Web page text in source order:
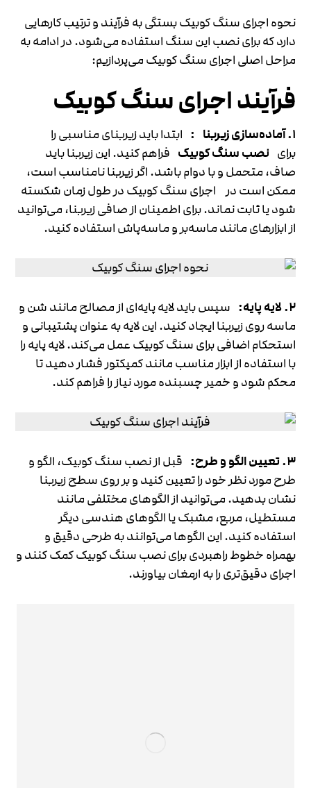
نحوه اجرای سنگ کوبیک بستگی به فرآیند و ترتیب کارهایی
دارد که برای نصب این سنگ استفاده می‌شود. در ادامه به
مراحل اصلی اجرای سنگ کوبیک می‌پردازیم:
فرآیند اجرای سنگ کوبیک
1. آماده‌سازی زیربنا : ابتدا باید زیربنای مناسبی را
براینصب سنگ کوبیک فراهم کنید. این زیربنا باید
صاف، متحمل و با دوام باشد. اگر زیربنا نامناسب است،
ممکن است در اجرای سنگ کوبیک در طول زمان شکسته
شود یا ثابت نماند. برای اطمینان از صافی زیربنا، می‌توانید
از ابزارهای مانند ماسه‌بر و ماسه‌پاش استفاده کنید.
2. لایه پایه:
سپس باید لایه پایه‌ای از مصالح مانند شن و
ماسه روی زیربنا ایجاد کنید. این لایه به عنوان پشتیبانی و
استحکام اضافی برای سنگ کوبیک عمل می‌کند. لایه پایه را
با استفاده از ابزار مناسب مانند کمپکتور فشار دهید تا
محکم شود و خمیر چسبنده مورد نیاز را فراهم کند.
3. تعیین الگو و طرح:
قبل از نصب سنگ کوبیک، الگو و
طرح مورد نظر خود را تعیین کنید و بر روی سطح زیربنا
نشان بدهید. می‌توانید از الگوهای مختلفی مانند
مستطیل، مربع، مشبک یا الگوهای هندسی دیگر
استفاده کنید. این الگوها می‌توانند به طرحی دقیق و
بهمراه خطوط راهبردی برای نصب سنگ کوبیک کمک کنند و
اجرای دقیق‌تری را به ارمغان بیاورند.